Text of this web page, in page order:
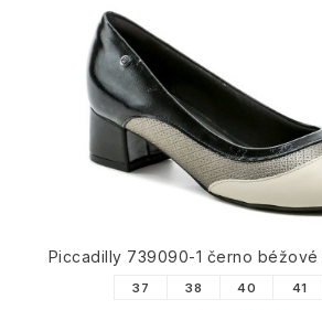
Piccadilly 739090-1 černo
37 38 40 41